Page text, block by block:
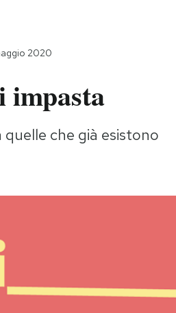
2020
impasta
che già esistono